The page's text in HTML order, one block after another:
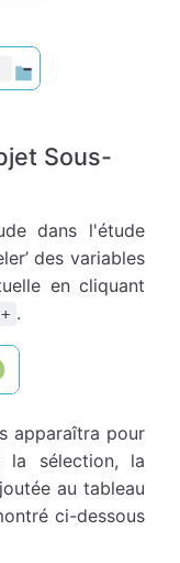
Sous-
dans l'étude
des variables
en cliquant
.
apparaîtra pour
la sélection, la
au tableau
ci-dessous